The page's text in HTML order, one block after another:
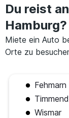
Du reist
Hamburg?
Miete ein Auto
Orte zu
Fehmarn
Wismar